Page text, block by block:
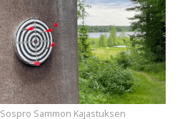
Sospro Sammon Kajastuksen